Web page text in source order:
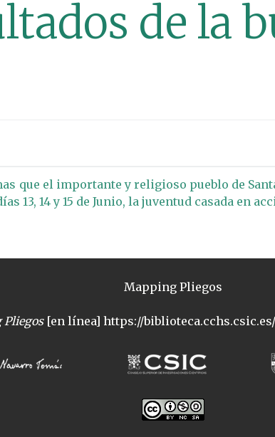
de la
que el importante y religioso pueblo de
13, 14 y 15 de Junio, la juventud casada en
Mapping Pliegos
[en línea] https://